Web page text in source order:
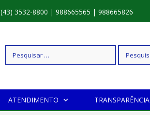
(43) 3532-8800 | 988665565 | 988665826
Pesquisar
ATENDIMENTO TRANSPARÊNCIA